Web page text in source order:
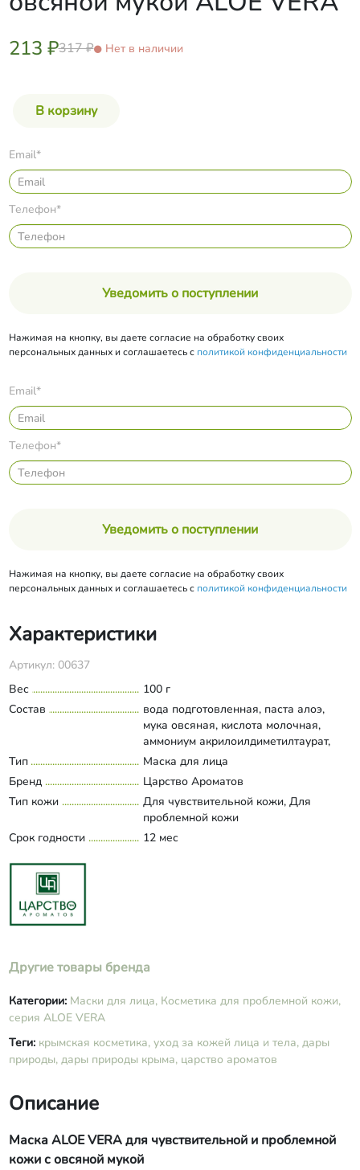
213 ₽317 ₽ Нет в наличии
Email*
Телефон*
Уведомить о поступлении
Нажимая на кнопку, вы даете согласие на обработку своих
персональных данных и соглашаетесь с политикой конфиденциальности
Email*
Телефон*
Уведомить о поступлении
Нажимая на кнопку, вы даете согласие на обработку своих
персональных данных и соглашаетесь с политикой конфиденциальности
Характеристики
Артикул: 00637
Вес
100 г
Состав
вода подготовленная, паста алоэ,
мука овсяная, кислота молочная,
аммониум акрилоилдиметилтаурат,
экстракты хвоща и софоры, глицерин,
масло черного тмина, масло
виноградных косточек, масло
грецкого ореха, экстракт корня
лопуха, витамин Е, ниацинамид
(витамин В3), кислота янтарная,
Развернуть состав
Тип
Маска для лица
Бренд
Царство Ароматов
Тип кожи
Для чувствительной кожи, Для
проблемной кожи
Срок годности
12 мес
Другие товары бренда
Категории: Маски для лица, Косметика для проблемной кожи,
серия ALOE VERA
Теги: крымская косметика, уход за кожей лица и тела, дары
природы, дары природы крыма, царство ароматов
Описание
Маска ALOE VERA для чувствительной и проблемной
кожи с овсяной мукой